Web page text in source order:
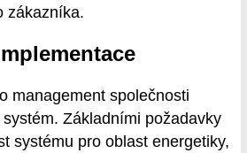
zákazníka.
management společnosti
Základními požadavky
systému pro oblast energetiky,